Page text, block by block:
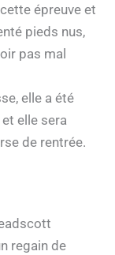
épreuve et
pieds nus,
pas mal
elle a été
elle sera
de rentrée.
regain de